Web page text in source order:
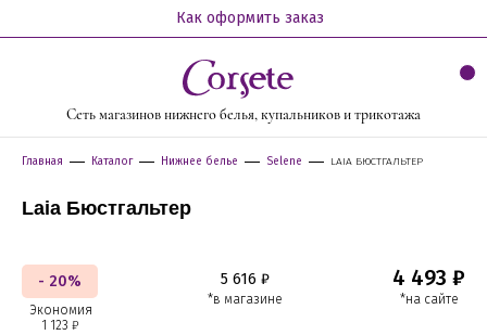
Как оформить заказ
Сеть магазинов нижнего белья, купальников и трикотажа
Главная Каталог Нижнее белье Selene LAIA БЮСТГАЛЬТЕР
Laia Бюстгальтер
- 20%
Экономия
1 123 ₽
5 616 ₽
*в магазине
4 493 ₽
*на сайте